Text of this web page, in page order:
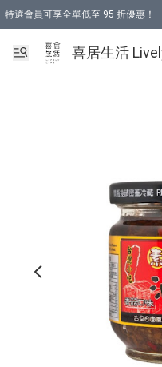
特選會員可享全單低至 95 折優惠！
購物折後滿$600免運費優惠 (減價貨
購物折後滿$320 即可免費於「順
喜居生活